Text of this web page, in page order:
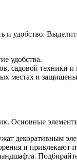
и удобство.
удобства.
садовой техники и
местах и защищены
Основные
декоративным
и привлекают